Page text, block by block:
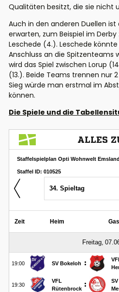
Qualitäten besitzt, die sie nicht
Auch in den anderen Duellen
erwarten, zum Beispiel im
Leschede (4.). Leschede
Anschluss an die Spitzenteams
wird das Spiel zwischen Lorup
(13.). Beide Teams trennen nur
Sieg würde man erstmal im
können.
Die Spiele und die